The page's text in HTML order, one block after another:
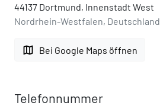
44137 Dortmund, Innenstadt West
Nordrhein-Westfalen, Deutschland
map Bei Google Maps öffnen
Telefonnummer